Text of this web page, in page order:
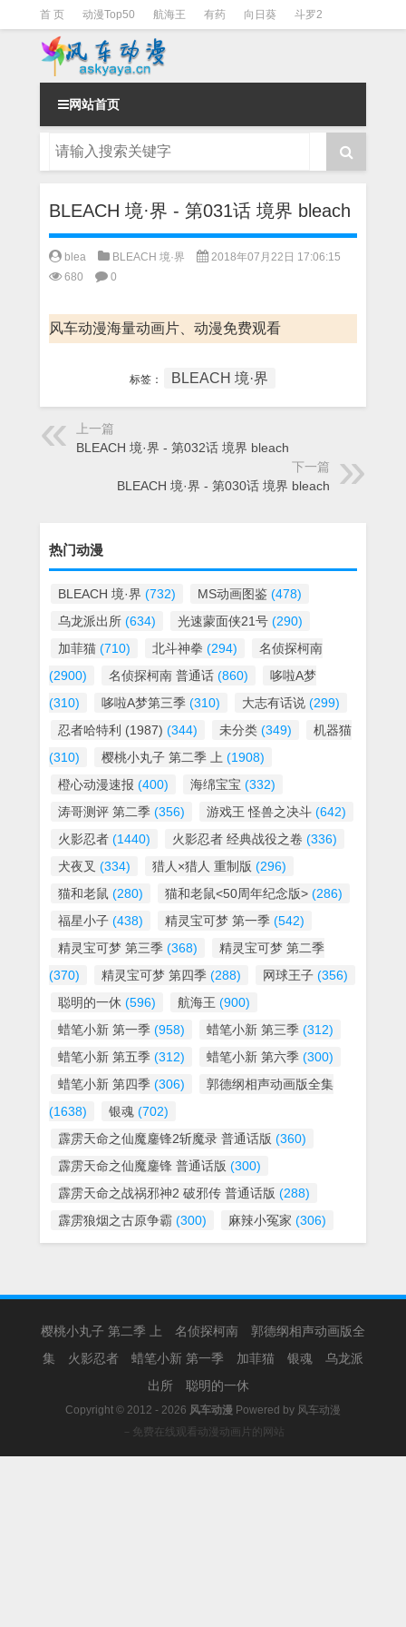
首 页 动漫Top50 航海王 有药 向日葵 斗罗2
斗罗3 火影 一拳超人
网站首页
BLEACH 境·界 - 第031话 境界 bleach
blea BLEACH 境·界
2018年07月22日 17:06:15
680
0
风车动漫海量动画片、动漫免费观看
标签： BLEACH 境·界
上一篇
BLEACH 境·界 - 第032话 境界 bleach
下一篇
BLEACH 境·界 - 第030话 境界 bleach
热门动漫
BLEACH 境·界 (732) MS动画图鉴 (478)
乌龙派出所 (634) 光速蒙面侠21号 (290)
加菲猫 (710) 北斗神拳 (294)
名侦探柯南
(2900)
名侦探柯南 普通话 (860)
哆啦A梦
(310)
哆啦A梦第三季 (310) 大志有话说 (299)
忍者哈特利 (1987) (344) 未分类 (349)
机器猫
(310)
樱桃小丸子 第二季 上 (1908)
橙心动漫速报 (400) 海绵宝宝 (332)
涛哥测评 第二季 (356) 游戏王 怪兽之决斗 (642)
火影忍者 (1440) 火影忍者 经典战役之卷 (336)
犬夜叉 (334) 猎人×猎人 重制版 (296)
猫和老鼠 (280) 猫和老鼠<50周年纪念版> (286)
福星小子 (438) 精灵宝可梦 第一季 (542)
精灵宝可梦 第三季 (368)
精灵宝可梦 第二季
(370)
精灵宝可梦 第四季 (288) 网球王子 (356)
聪明的一休 (596) 航海王 (900)
蜡笔小新 第一季 (958) 蜡笔小新 第三季 (312)
蜡笔小新 第五季 (312) 蜡笔小新 第六季 (300)
蜡笔小新 第四季 (306)
郭德纲相声动画版全集
(1638)
银魂 (702)
霹雳天命之仙魔鏖锋2斩魔录 普通话版 (360)
霹雳天命之仙魔鏖锋 普通话版 (300)
霹雳天命之战祸邪神2 破邪传 普通话版 (288)
霹雳狼烟之古原争霸 (300) 麻辣小冤家 (306)
樱桃小丸子 第二季 上 名侦探柯南
郭德纲相声动画版全
集
火影忍者 蜡笔小新 第一季 加菲猫 银魂
乌龙派
出所
聪明的一休
Copyright © 2012 - 2026 风车动漫 Powered by 风车动漫
－免费在线观看动漫动画片的网站